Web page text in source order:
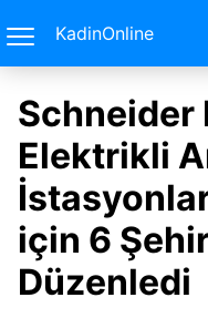
KadinOnline
Schneider
Elektrikli
için 6
Düzenledi